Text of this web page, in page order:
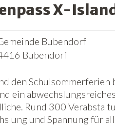
X-
Bubendorf
Bubendorf
den Schulsommerferien
ein
Rund 300
und Spannung für